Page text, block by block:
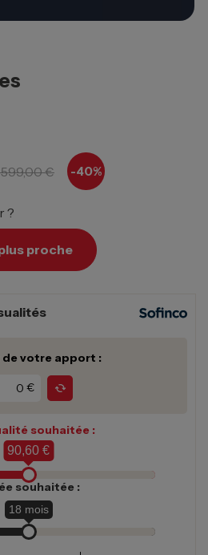
€ -40%
?
proche
votre apport :
€
souhaitée :
90,60 €
souhaitée :
18 mois